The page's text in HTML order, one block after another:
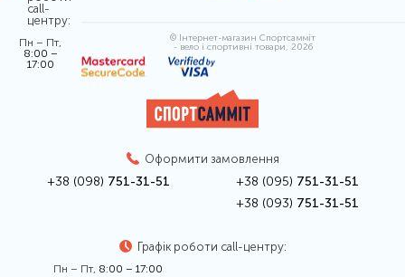
call-
центру:
Пн – Пт,
8:00 –
17:00
© Інтернет-магазин Спортсамміт
- вело і спортивні товари, 2026
Оформити замовлення
+38 (098) 751-31-51 +38 (095) 751-31-51
+38 (093) 751-31-51
Графік роботи call-центру:
Пн – Пт, 8:00 – 17:00